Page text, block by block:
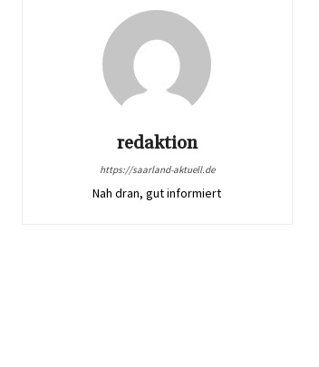
redaktion
https://saarland-aktuell.de
Nah dran, gut informiert